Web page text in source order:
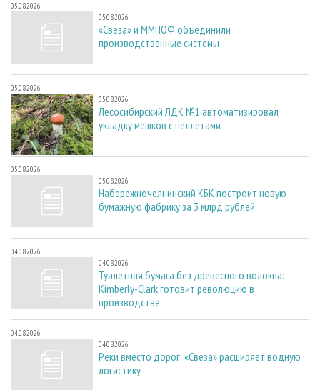
05.08.2026
05.08.2026
«Свеза» и ММПОФ объединили
производственные системы
05.08.2026
05.08.2026
Лесосибирский ЛДК №1 автоматизировал
укладку мешков с пеллетами
05.08.2026
05.08.2026
Набережночелнинский КБК построит новую
бумажную фабрику за 3 млрд рублей
04.08.2026
04.08.2026
Туалетная бумага без древесного волокна:
Kimberly-Clark готовит революцию в
производстве
04.08.2026
04.08.2026
Реки вместо дорог: «Свеза» расширяет водную
логистику